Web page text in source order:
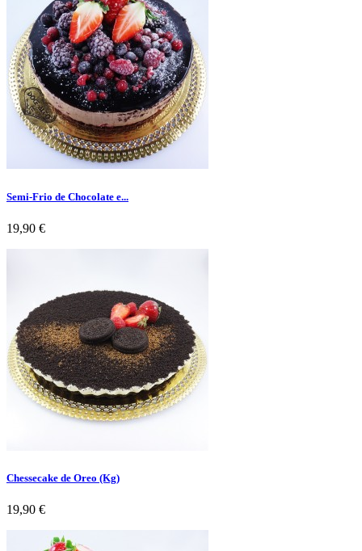
Semi-Frio de Chocolate e...
Preço
19,90 €
Chessecake de Oreo (Kg)
Preço
19,90 €